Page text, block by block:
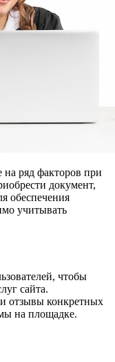
ряд факторов при
документ,
обеспечения
учитывать
чтобы
сайта.
отзывы конкретных
на площадке.